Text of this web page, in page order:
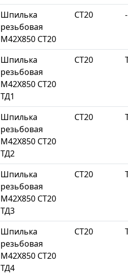
Шпилька
резьбовая
М42Х850 СТ20
СТ20 -
Шпилька
резьбовая
М42Х850 СТ20
ТД1
СТ20
Шпилька
резьбовая
М42Х850 СТ20
ТД2
СТ20
Шпилька
резьбовая
М42Х850 СТ20
ТД3
СТ20
Шпилька
резьбовая
М42Х850 СТ20
ТД4
СТ20